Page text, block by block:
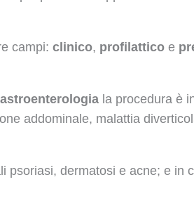
campi: clinico, profilattico e
la procedura è
addominale, malattia
psoriasi, dermatosi e acne; e in